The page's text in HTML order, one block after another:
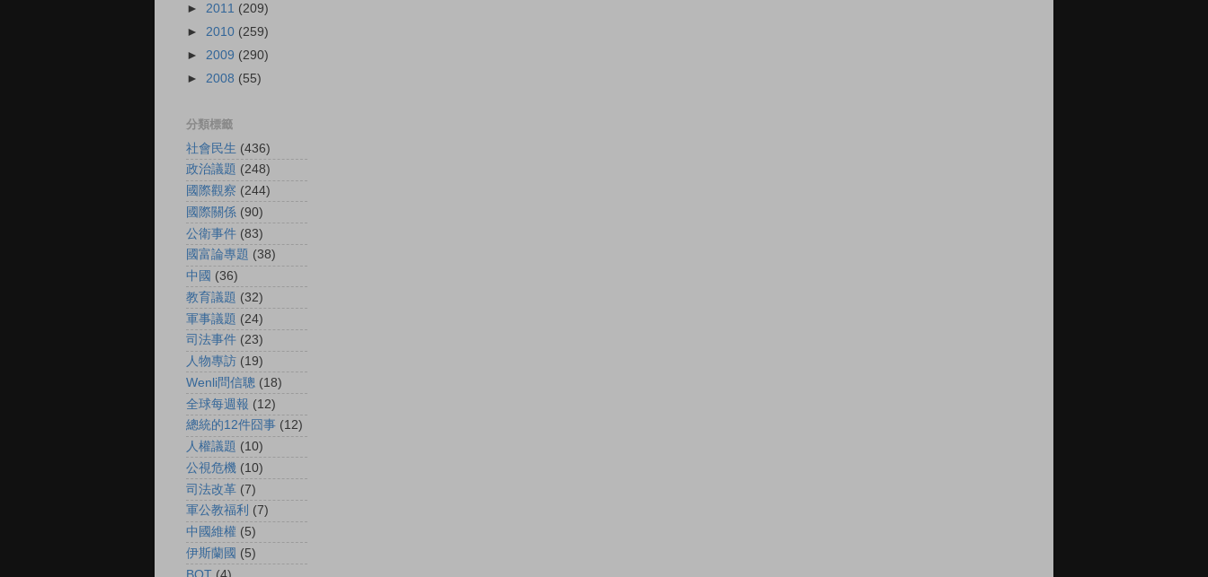
► 2011 (209)
► 2010 (259)
► 2009 (290)
► 2008 (55)
分類標籤
社會民生 (436)
政治議題 (248)
國際觀察 (244)
國際關係 (90)
公衛事件 (83)
國富論專題 (38)
中國 (36)
教育議題 (32)
軍事議題 (24)
司法事件 (23)
人物專訪 (19)
Wenli問信聰 (18)
全球每週報 (12)
總統的12件囧事 (12)
人權議題 (10)
公視危機 (10)
司法改革 (7)
軍公教福利 (7)
中國維權 (5)
伊斯蘭國 (5)
BOT (4)